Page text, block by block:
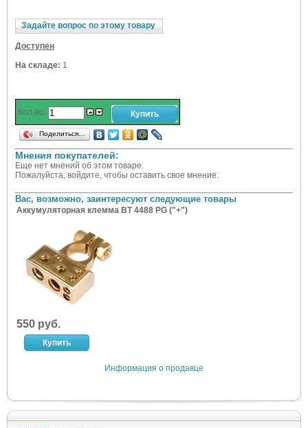
Задайте вопрос по этому товару
Доступен
На складе: 1
Кол-во:
Поделиться…
Мнения покупателей:
Еще нет мнений об этом товаре.
Пожалуйста, войдите, чтобы оставить свое мнение.
Вас, возможно, заинтересуют следующие товары
Аккумуляторная клемма BT 4488 PG ("+")
550 руб.
Информация о продавце